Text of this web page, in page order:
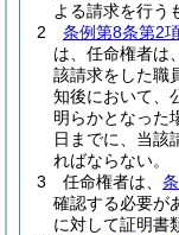
よる請求を行う
2
条例第8条第2
は、任命権者は
該請求をした職
知後において、
明らかとなった
日までに、当該
ればならない。
3
任命権者は、
確認する必要が
に対して証明書